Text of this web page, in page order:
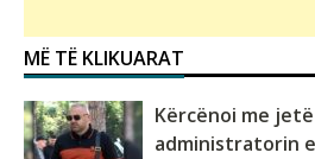
MË TË KLIKUARAT
Kërcënoi me
administratorin